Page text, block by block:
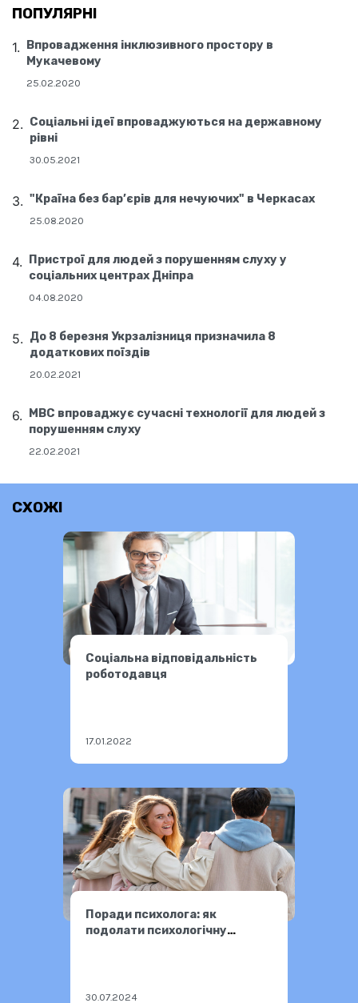
ПОПУЛЯРНІ
Впровадження інклюзивного простору в
Мукачевому
25.02.2020
Соціальні ідеї впроваджуються на державному
рівні
30.05.2021
"Країна без бар’єрів для нечуючих" в Черкасах
25.08.2020
Пристрої для людей з порушенням слуху у
соціальних центрах Дніпра
04.08.2020
До 8 березня Укрзалізниця призначила 8
додаткових поїздів
20.02.2021
МВС впроваджує сучасні технології для людей з
порушенням слуху
22.02.2021
СХОЖІ
Соціальна відповідальність
роботодавця
17.01.2022
Поради психолога: як
подолати психологічну
30.07.2024